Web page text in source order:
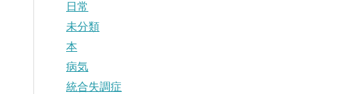
日常
未分類
本
病気
統合失調症